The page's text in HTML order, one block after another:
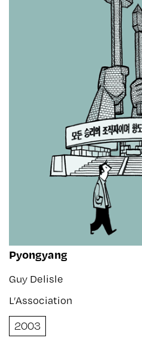
Pyongyang
Guy Delisle
L’Association
2003